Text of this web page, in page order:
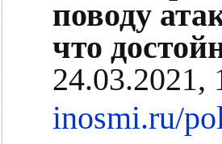
поводу
что
24.03.2021,
inosmi.ru/